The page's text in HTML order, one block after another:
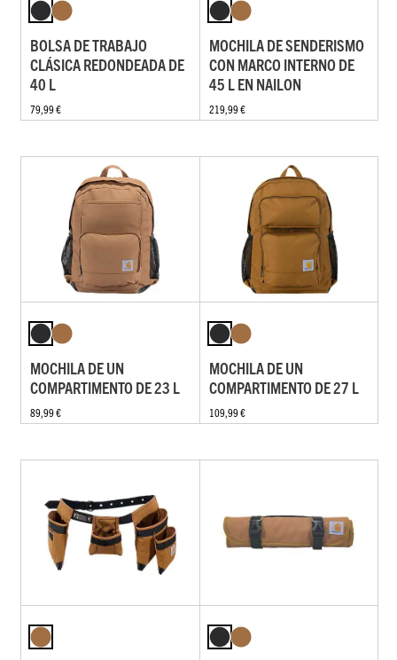
BOLSA DE TRABAJO
CLÁSICA REDONDEADA DE
40 L
79,99 €
MOCHILA DE SENDERISMO
CON MARCO INTERNO DE
45 L EN NAILON
219,99 €
MOCHILA DE UN
COMPARTIMENTO DE 23 L
89,99 €
MOCHILA DE UN
COMPARTIMENTO DE 27 L
109,99 €